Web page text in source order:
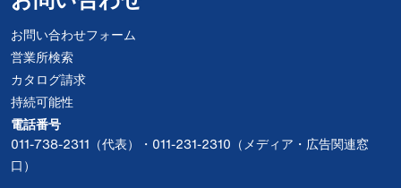
お問い合わせフォーム
営業所検索
カタログ請求
持続可能性
電話番号
011-738-2311（代表）・011-231-2310（メディア・広告関連窓
口）